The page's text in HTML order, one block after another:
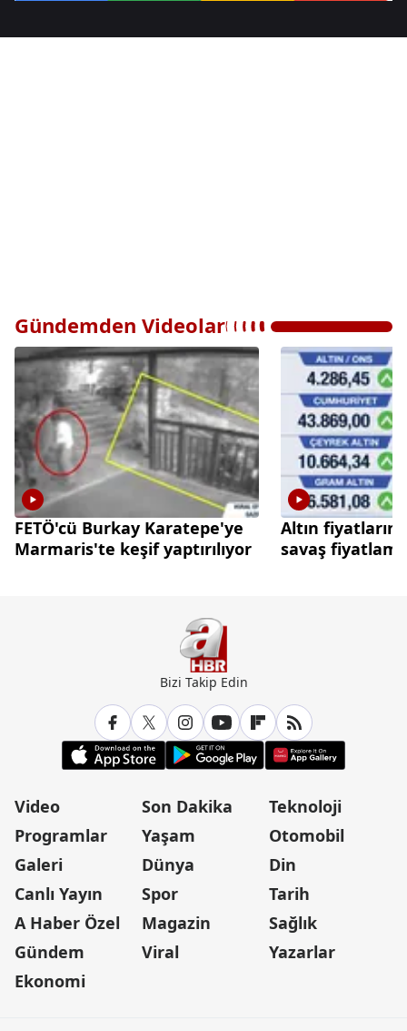
Gündemden Videolar
FETÖ'cü Burkay Karatepe'ye
Marmaris'te keşif yaptırılıyor
Altın
savaş
Bizi Takip Edin
Video
Programlar
Galeri
Canlı Yayın
A Haber Özel
Gündem
Ekonomi
Son Dakika
Yaşam
Dünya
Spor
Magazin
Viral
Teknoloji
Otomobil
Din
Tarih
Sağlık
Yazarlar